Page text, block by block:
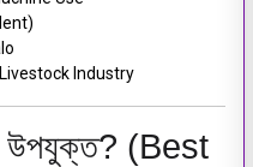
Industry
উপযুক্ত? (Best